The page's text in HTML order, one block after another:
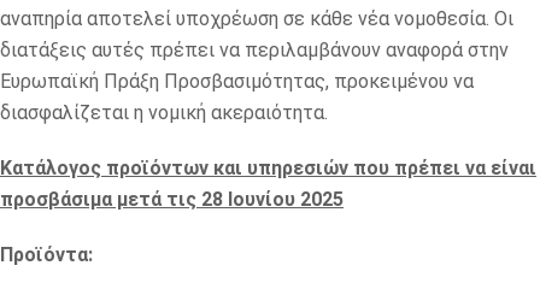
αναπηρία αποτελεί υποχρέωση σε κάθε νέα νομοθεσία. Οι
διατάξεις αυτές πρέπει να περιλαμβάνουν αναφορά στην
Ευρωπαϊκή Πράξη Προσβασιμότητας, προκειμένου να
διασφαλίζεται η νομική ακεραιότητα.
Κατάλογος προϊόντων και υπηρεσιών που πρέπει να είναι
προσβάσιμα μετά τις 28 Ιουνίου 2025
Προϊόντα: